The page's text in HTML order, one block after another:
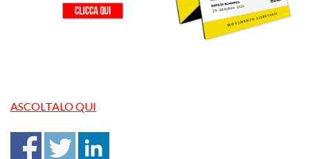
ASCOLTALO QUI